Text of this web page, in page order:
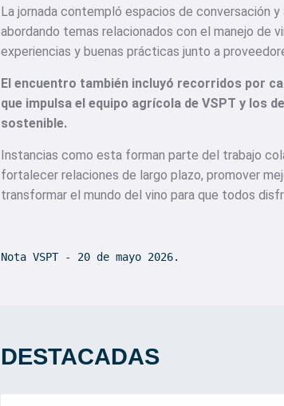
La jornada contempló espacios de conversación
abordando temas relacionados con el manejo de
experiencias y buenas prácticas junto a
El encuentro también incluyó recorridos por
que impulsa el equipo agrícola de VSPT y los
sostenible.
Instancias como esta forman parte del trabajo
fortalecer relaciones de largo plazo, promover
transformar el mundo del vino para que todos
Nota VSPT - 20 de mayo 2026.
DESTACADAS